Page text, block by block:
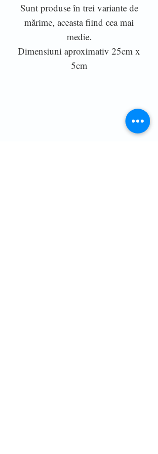
Sunt produse în trei variante de
mărime, aceasta fiind cea mai
medie.
Dimensiuni aproximativ 25cm x
5cm